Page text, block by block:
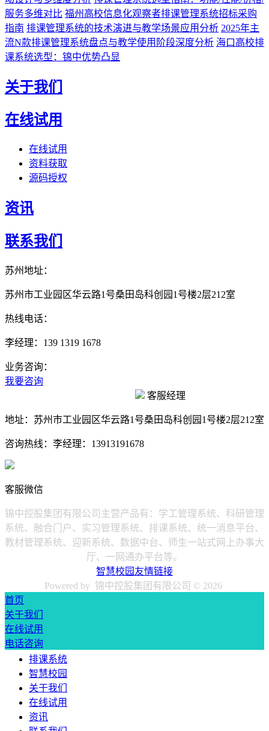
服务多维对比 福州高校信息化观察者排课管理系统招标采购
指南 排课管理系统的技术演进与教学场景应用分析 2025年主
流N款排课管理系统盘点与教学使用阶段深度分析 海口高校排
课系统选型：锦中优势凸显
关于我们
在线试用
在线试用
资料获取
源码授权
资讯
联系我们
苏州地址：
苏州市工业园区华云路1号桑田岛科创园1号楼2层212室
热线电话：
李经理：139 1319 1678
业务咨询：
我要咨询
客服经理
地址： 苏州市工业园区华云路1号桑田岛科创园1号楼2层212室
咨询热线： 李经理：13913191678
客服微信
锦中控股集团有限公司主营产品有：学工管理系统、科研管理
系统、融合门户、实习管理系统、排课系统、统一消息平台、
教材管理系统、迎新系统、数据中台、师生一站式网上办事大
厅、一网通办平台等。
智慧校园友情链接
Powered by 锦中控股集团有限公司 © 2026
首页
关于我们
在线试用
电话咨询
排课系统
智慧校园
关于我们
在线试用
资讯